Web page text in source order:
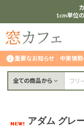
1cm単位の
重要なお知らせ｜ 中東情
全ての商品から
アダム グレ